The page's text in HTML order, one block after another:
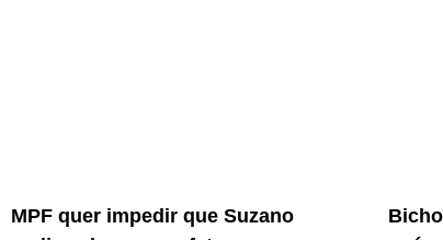
MPF quer impedir que Suzano